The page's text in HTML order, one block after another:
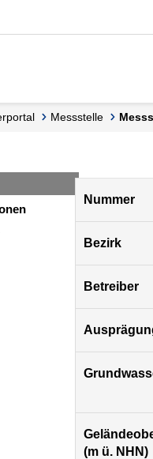
Messstelle
Berlin
Nummer
Bezirk
Betreiber
(m ü. NHN)